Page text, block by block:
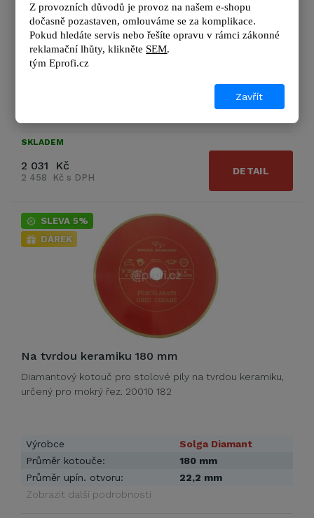
Největší z kotoučů určených pro stolové pily na řezání
tvrdé keramiky mokrým řezem. 20010 350
SKLADEM
2 031 Kč
2 458 Kč s DPH
DETAIL
SLEVA 5%
DÁREK
Na tvrdou keramiku 180 mm
Diamantový kotouč pro stolové pily na tvrdou keramiku,
určený pro mokrý řez. 20010 182
Výrobce
Solga Diamant
Průměr kotouče:
180 mm
Průměr upín. otvoru:
22,2 mm
Zobrazit další podrobnosti
Z provozních důvodů je provoz na našem e-shopu
dočasně pozastaven, omlouváme se za komplikace.
Pokud hledáte servis nebo řešíte opravu v rámci zákonné
reklamační lhůty, klikněte SEM.
tým Eprofi.cz
Zavřít